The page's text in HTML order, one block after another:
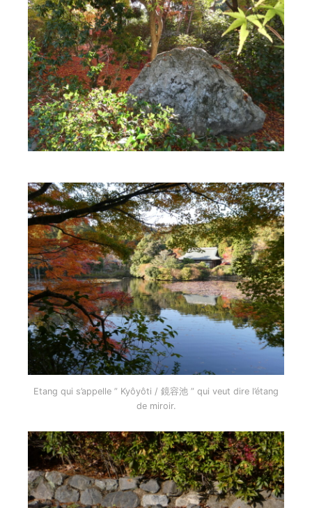
Etang qui s’appelle ” Kyôyôti / 鏡容池 ” qui veut dire l’étang
de miroir.